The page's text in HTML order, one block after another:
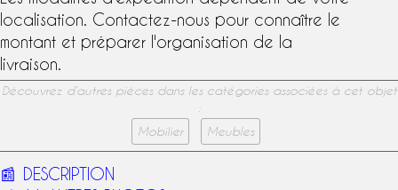
localisation. Contactez-nous pour connaître le
montant et préparer l'organisation de la
livraison.
Découvrez d’autres pièces dans les catégories associées à cet objet
:
Mobilier
Meubles
📰 DESCRIPTION